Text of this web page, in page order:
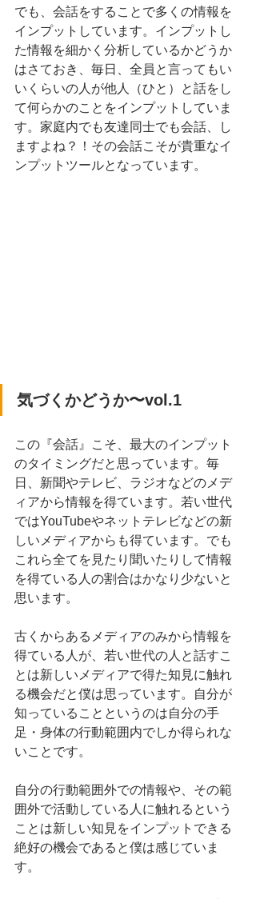
でも、会話をすることで多くの情報を
インプットしています。インプットし
た情報を細かく分析しているかどうか
はさておき、毎日、全員と言ってもい
いくらいの人が他人（ひと）と話をし
て何らかのことをインプットしていま
す。家庭内でも友達同士でも会話、し
ますよね？！その会話こそが貴重なイ
ンプットツールとなっています。
気づくかどうか〜vol.1
この『会話』こそ、最大のインプット
のタイミングだと思っています。毎
日、新聞やテレビ、ラジオなどのメデ
ィアから情報を得ています。若い世代
ではYouTubeやネットテレビなどの新
しいメディアからも得ています。でも
これら全てを見たり聞いたりして情報
を得ている人の割合はかなり少ないと
思います。
古くからあるメディアのみから情報を
得ている人が、若い世代の人と話すこ
とは新しいメディアで得た知見に触れ
る機会だと僕は思っています。自分が
知っていることというのは自分の手
足・身体の行動範囲内でしか得られな
いことです。
自分の行動範囲外での情報や、その範
囲外で活動している人に触れるという
ことは新しい知見をインプットできる
絶好の機会であると僕は感じていま
す。